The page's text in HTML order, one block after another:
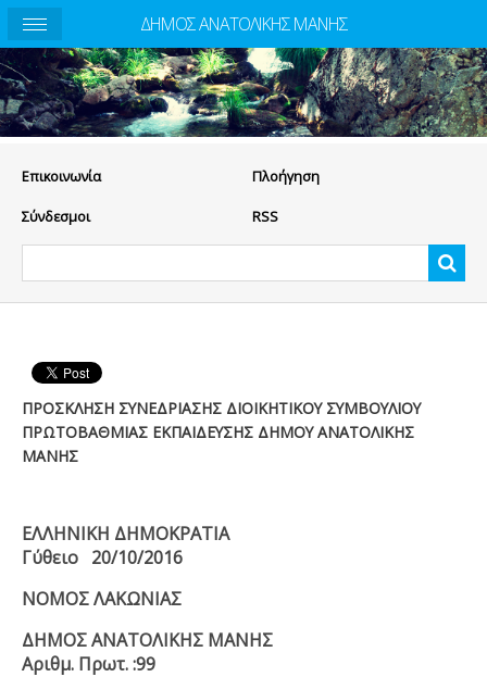
Eπικοινωνία Πλοήγηση
Σύνδεσμοι RSS
ΠΡΟΣΚΛΗΣΗ ΣΥΝΕΔΡΙΑΣΗΣ ΔΙΟΙΚΗΤΙΚΟΥ ΣΥΜΒΟΥΛΙΟΥ
ΠΡΩΤΟΒΑΘΜΙΑΣ ΕΚΠΑΙΔΕΥΣΗΣ ΔΗΜΟΥ ΑΝΑΤΟΛΙΚΗΣ
ΜΑΝΗΣ
ΕΛΛΗΝΙΚΗ ΔΗΜΟΚΡΑΤΙΑ
Γύθειο 20/10/2016
ΝΟΜΟΣ ΛΑΚΩΝΙΑΣ
ΔΗΜΟΣ ΑΝΑΤΟΛΙΚΗΣ ΜΑΝΗΣ
Αριθμ. Πρωτ. :99
ΔΗΜΟΣ ΑΝΑΤΟΛΙΚΗΣ ΜΑΝΗΣ